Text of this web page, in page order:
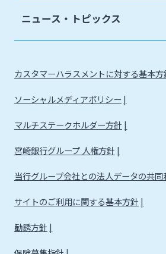
宮崎銀行について
ニュースリリース一覧
お問い合わせ先一覧
ニュース・トピックス
カスタマーハラスメントに対する基本方
ソーシャルメディアポリシー
マルチステークホルダー方針
宮崎銀行グループ 人権方針
当行グループ会社との法人データの共
サイトのご利用に関する基本方針
勧誘方針